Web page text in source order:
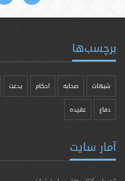
برچسب‌ها
شبهات صحابه احکام بدعت
دفاع عقیده
آمار سایت